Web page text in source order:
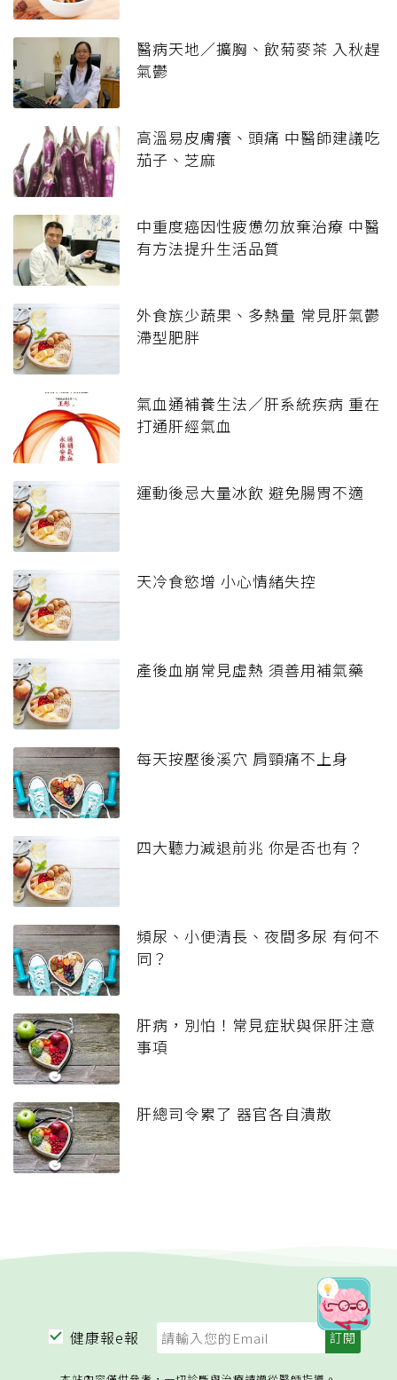
醫病天地／擴胸、飲菊麥茶 入秋趕
氣鬱
高溫易皮膚癢、頭痛 中醫師建議吃
茄子、芝麻
中重度癌因性疲憊勿放棄治療 中醫
有方法提升生活品質
外食族少蔬果、多熱量 常見肝氣鬱
滯型肥胖
氣血通補養生法／肝系統疾病 重在
打通肝經氣血
運動後忌大量冰飲 避免腸胃不適
天冷食慾增 小心情緒失控
產後血崩常見虛熱 須善用補氣藥
每天按壓後溪穴 肩頸痛不上身
四大聽力減退前兆 你是否也有？
頻尿、小便清長、夜間多尿 有何不
同？
肝病，別怕！常見症狀與保肝注意
事項
肝總司令累了 器官各自潰散
健康報e報